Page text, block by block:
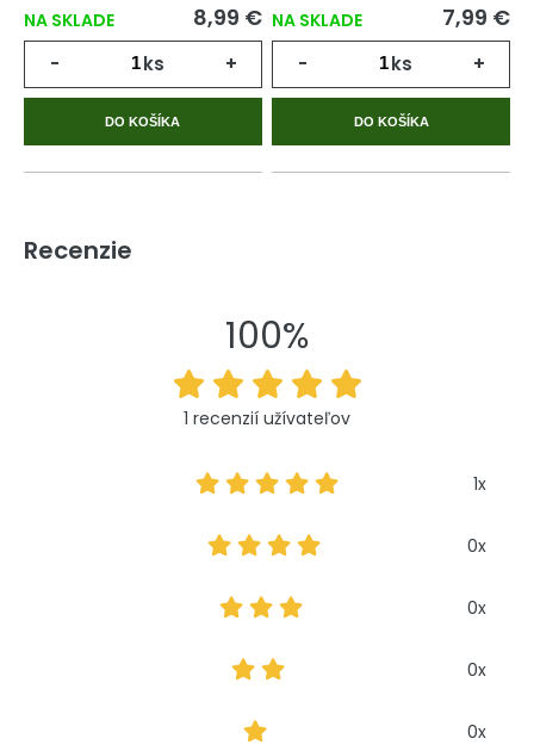
NA SKLADE 8,99 €
- ks +
DO KOŠÍKA
NA SKLADE 7,99 €
- ks +
DO KOŠÍKA
Recenzie
100%
1 recenzií užívateľov
1x
0x
0x
0x
0x